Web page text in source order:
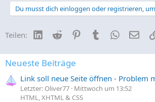
Du musst dich einloggen oder registrieren,
Teilen: LinkedIn
Reddit PinterestTumblrWhatsApp
E-
Neueste Beiträge
Link soll neue Seite öffnen - Problem
Letzter: Oliver77 Mittwoch um 13:52
HTML, XHTML & CSS